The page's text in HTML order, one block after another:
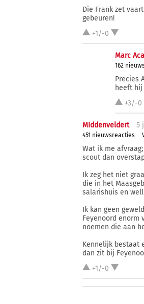
Die Frank zet
gebeuren!
+1/-0
Marc
162
Precies
heeft hij
+3/-0
MIddenveldert 5 j
451 nieuwsreacties
Wat ik me
scout dan
Ik zeg het niet
die in het
salarishuis en
Ik kan geen
Feyenoord enorm
noemen die aan
Kennelijk bestaat
dan zit bij
+1/-0